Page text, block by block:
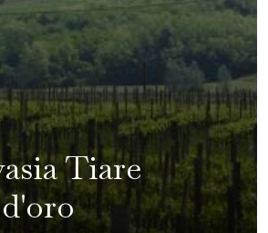
Tiare